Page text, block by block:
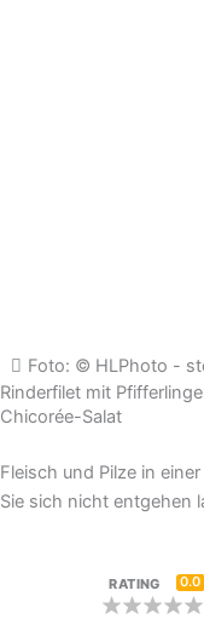
Foto: © HLPhoto -
Rinderfilet mit
Chicorée-Salat
Fleisch und Pilze in
Sie sich nicht entgehen
RATING 0.0